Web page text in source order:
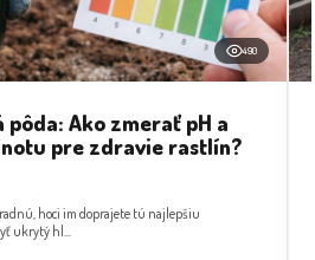
490
pôda: Ako zmerať pH a
pre zdravie rastlín?
hoci im doprajete tú najlepšiu
ukrytý hl...